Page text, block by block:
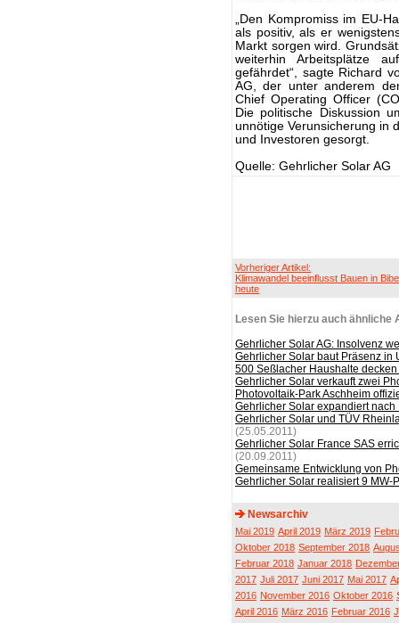
„Den Kompromiss im EU-
als positiv, als er
Markt sorgen wird.
weiterhin Arbeitsplätze
gefährdet“, sagte Richard
AG, der unter anderem
Chief Operating Officer
Die politische Diskussion
unnötige Verunsicherung in
und Investoren gesorgt.
Quelle: Gehrlicher Solar AG
Vorheriger Artikel:
Klimawandel beeinflusst Bauen in
heute
Lesen Sie hierzu auch ähnliche
Gehrlicher Solar AG: Insolvenz
Gehrlicher Solar baut Präsenz in
500 Seßlacher Haushalte
Gehrlicher Solar verkauft zwei
Photovoltaik-Park Aschheim
Gehrlicher Solar expandiert nach
Gehrlicher Solar und TÜV
(25.05.2011)
Gehrlicher Solar France SAS
(20.09.2011)
Gemeinsame Entwicklung von
Gehrlicher Solar realisiert 9 MW-
Newsarchiv
Mai 2019 April 2019 März 2019
Oktober 2018 September 2018
Februar 2018 Januar 2018
2017 Juli 2017 Juni 2017 Mai 2017
2016 November 2016 Oktober 2016
April 2016 März 2016 Februar 2016